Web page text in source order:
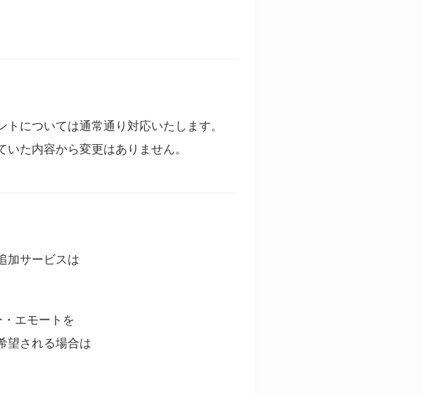
については通常通り対応いたします。
た内容から変更はありません。
加サービスは
エモートを
望される場合は